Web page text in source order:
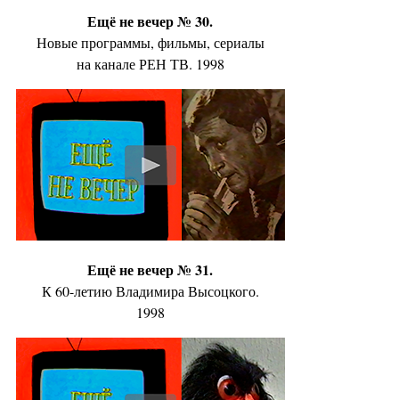
Ещё не вечер № 30.
Новые программы, фильмы, сериалы
на канале РЕН ТВ. 1998
Ещё не вечер № 31.
К 60-летию Владимира Высоцкого.
1998